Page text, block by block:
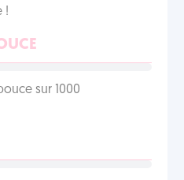
!
sur 1000